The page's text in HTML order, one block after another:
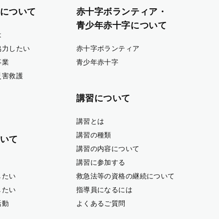
ついて
したい
業
害救護
て
たい
たい
赤十字ボランティア・
青少年赤十字について
赤十字ボランティア
青少年赤十字
講習について
講習とは
講習の種類
講習の内容について
講習に参加する
救急法等の資格の継続について
指導員になるには
よくあるご質問